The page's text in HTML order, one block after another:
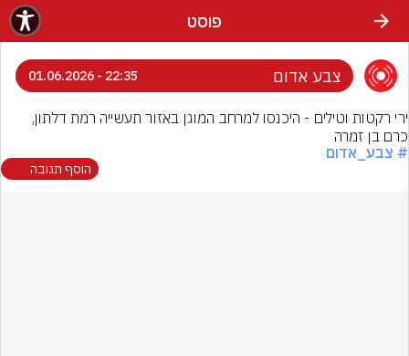
פוסט
צבע אדום 22:35 - 01.06.2026
כרם בן זמרה
# צבע_אדום
הוסף תגובה